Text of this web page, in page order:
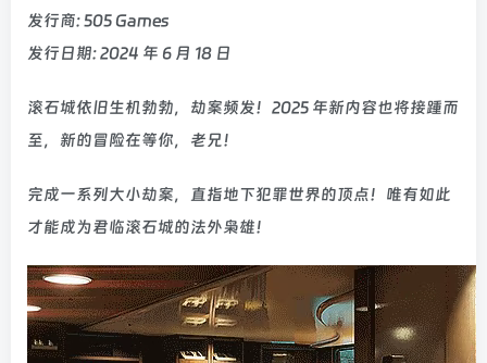
发行商: 505 Games
发行日期: 2024 年 6 月 18 日
滚石城依旧生机勃勃，劫案频发！2025 年新内容也将接踵而
至，新的冒险在等你，老兄！
完成一系列大小劫案，直指地下犯罪世界的顶点！唯有如此
才能成为君临滚石城的法外枭雄！